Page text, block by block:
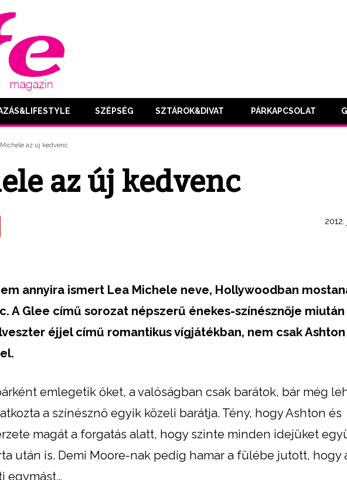
SZÉPSÉG SZTÁROK&DIVAT PÁRKAPCSOLAT
Michele az új kedvenc
az új kedvenc
annyira ismert Lea Michele neve, Hollywoodban
A Glee című sorozat népszerű énekes-színésznője miután
éjjel című romantikus vígjátékban, nem csak Ashton
emlegetik őket, a valóságban csak barátok, bár még
a színésznő egyik közeli barátja. Tény, hogy Ashton és
magát a forgatás alatt, hogy szinte minden idejüket
után is. Demi Moore-nak pedig hamar a fülébe jutott, hogy
egymást…